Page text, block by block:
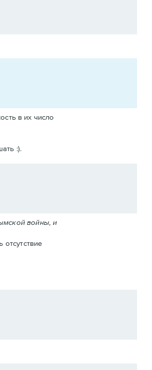
в их число
:).
войны, и